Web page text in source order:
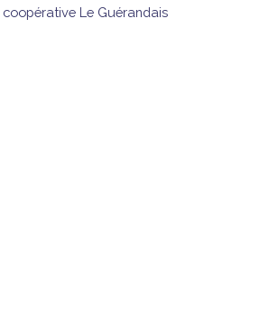
coopérative Le Guérandais